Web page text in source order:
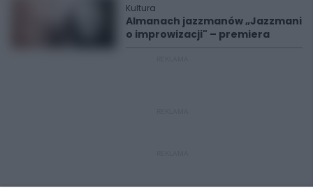
Kultura
Almanach jazzmanów „Jazzmani
o improwizacji" – premiera